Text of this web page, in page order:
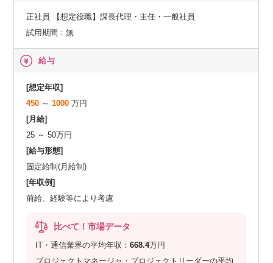
正社員
【想定役職】課長代理・主任・一般社員
試用期間：無
給与
[想定年収]
450 ～1000 万円
[月給]
25 ～ 50万円
[給与形態]
固定給制(月給制)
[年収例]
前給、経験等により考慮
比べて！市場データ
IT・通信業界の平均年収：668.4万円
プロジェクトマネージャ・プロジェクトリーダーの平均